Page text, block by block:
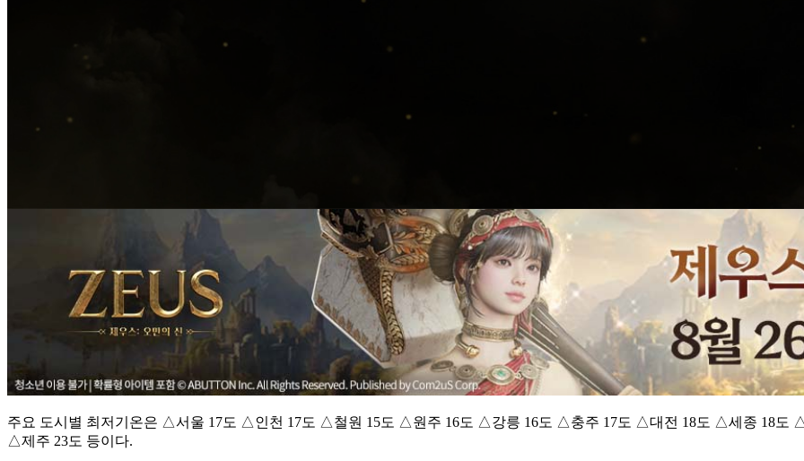
주요 도시별 최저기온은 △서울 17도 △인천 17도 △철원 15도 △원주 16도 △강릉 16도 △충주 17도 △대전 18도 △세종 18
△제주 23도 등이다.